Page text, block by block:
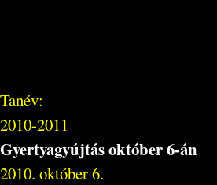
Tanév:
2010-2011
Gyertyagyújtás október 6-án
2010. október 6.